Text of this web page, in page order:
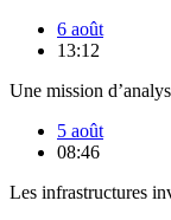
6 août
13:12
Une mission
5 août
08:46
Les infrastructures